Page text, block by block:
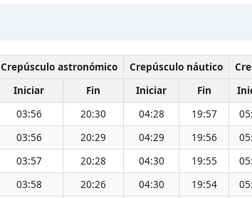
Crepúsculo astronómico Crepúsculo náutico
Iniciar Fin Iniciar Fin
03:56 20:30 04:28 19:57
03:56 20:29 04:29 19:56
03:57 20:28 04:30 19:55
03:58 20:26 04:30 19:54